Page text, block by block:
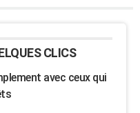
CLICS
avec ceux qui